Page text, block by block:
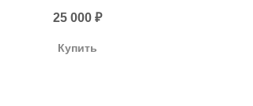
Дарья Растунина
25 000 ₽
Купить